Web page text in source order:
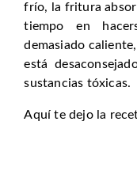
frío, la fritura
tiempo en
demasiado
está
sustancias tóxicas.
Aquí te dejo la